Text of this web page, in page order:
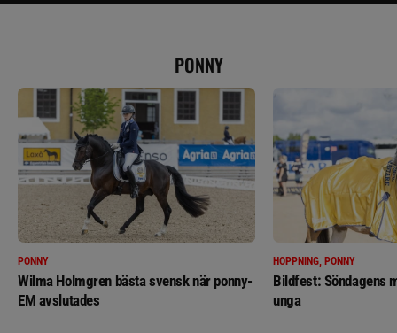
PONNY
PONNY
Wilma Holmgren bästa svensk när ponny-
EM avslutades
HOPPNING, PONNY
Bildfest: Söndagens
unga